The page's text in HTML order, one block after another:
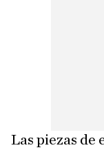
Las piezas de